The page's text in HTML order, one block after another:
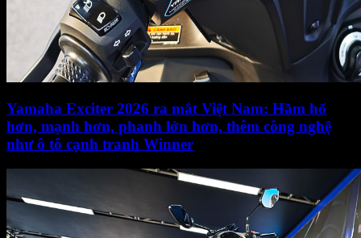
Yamaha Exciter 2026 ra mắt Việt Nam: Hầm hố
hơn, mạnh hơn, phanh lớn hơn, thêm công nghệ
như ô tô cạnh tranh Winner